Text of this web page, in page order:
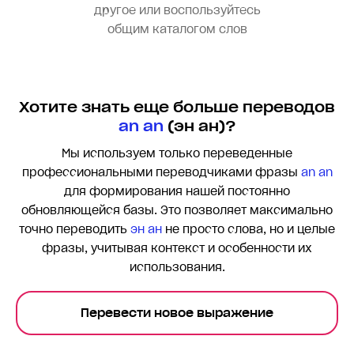
другое или воспользуйтесь
общим каталогом слов
Хотите знать еще больше переводов
an an (эн ан)?
Мы используем только переведенные
профессиональными переводчиками фразы an an
для формирования нашей постоянно
обновляющейся базы. Это позволяет максимально
точно переводить эн ан не просто слова, но и целые
фразы, учитывая контекст и особенности их
использования.
Перевести новое выражение